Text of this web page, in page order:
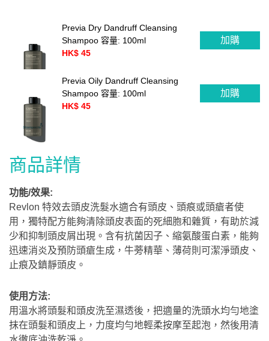
Previa Dry Dandruff Cleansing
Shampoo 容量: 100ml
HK$ 45
加購
Previa Oily Dandruff Cleansing
Shampoo 容量: 100ml
HK$ 45
加購
商品詳情
功能/效果:
Revlon 特效去頭皮洗髮水適合有頭皮、頭痕或頭瘡者使
用，獨特配方能夠清除頭皮表面的死細胞和雜質，有助於減
少和抑制頭皮屑出現。含有抗菌因子、縮氨酸蛋白素，能夠
迅速消炎及預防頭瘡生成，牛蒡精華、薄荷則可潔淨頭皮、
止痕及鎮靜頭皮。
使用方法:
用溫水將頭髮和頭皮洗至濕透後，把適量的洗頭水均勻地塗
抹在頭髮和頭皮上，力度均勻地輕柔按摩至起泡，然後用清